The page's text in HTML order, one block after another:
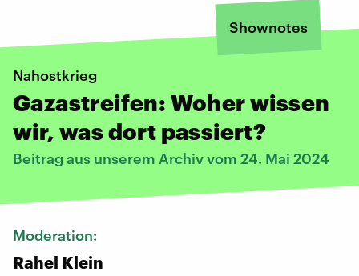
Shownotes
Nahostkrieg
Gazastreifen: Woher wissen
wir, was dort passiert?
Beitrag aus unserem Archiv vom 24. Mai 2024
Moderation:
Rahel Klein